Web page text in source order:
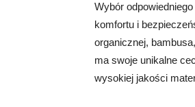
Wybór
komfortu i
organicznej,
ma swoje unikalne
wysokiej jakości